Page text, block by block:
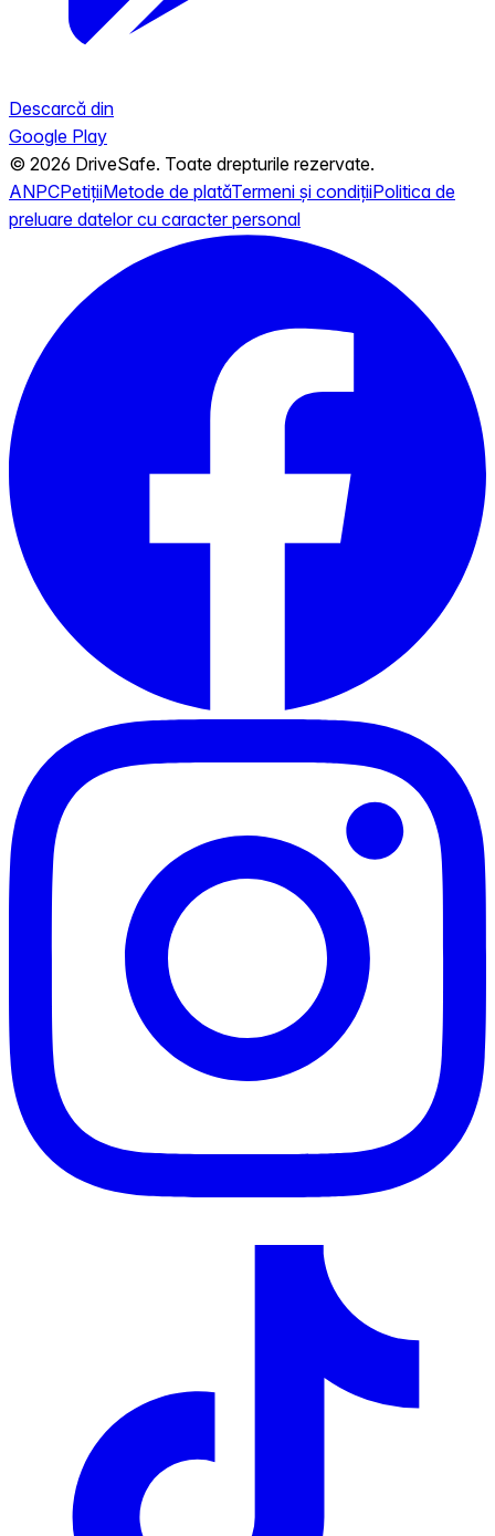
Descarcă din
Google Play
© 2026 DriveSafe. Toate drepturile rezervate.
ANPCPetițiiMetode de platăTermeni și condițiiPolitica de
preluare datelor cu caracter personal